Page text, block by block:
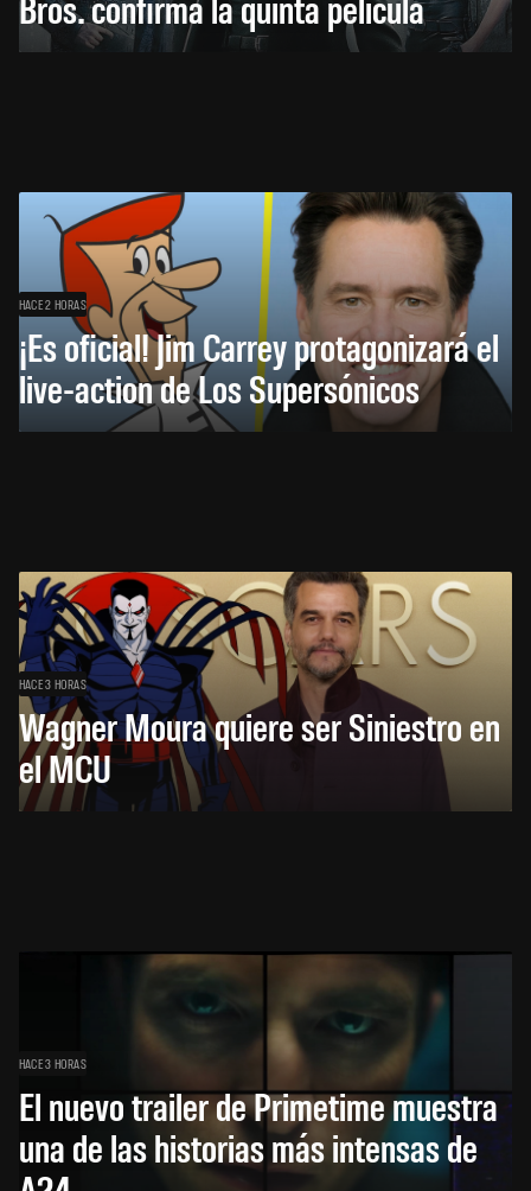
HACE 2 HORAS
¡Es oficial! Jim Carrey protagonizará el
live-action de Los Supersónicos
HACE 3 HORAS
Wagner Moura quiere ser Siniestro en
el MCU
HACE 3 HORAS
El nuevo trailer de Primetime muestra
una de las historias más intensas de